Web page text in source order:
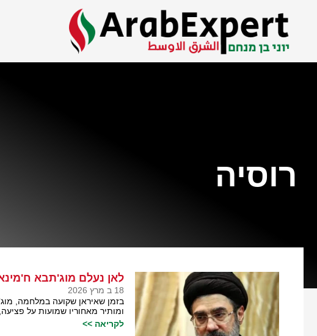
רוסיה
לאן נעלם מוג'תבא
18 ב מרץ 2026
בזמן שאיראן שקועה במלחמה,
ומותיר מאחוריו שמועות על
לקריאה >>